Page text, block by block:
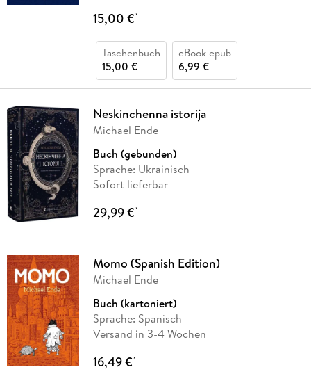
15,00 €*
Taschenbuch
15,00 €
eBook epub
6,99 €
Neskinchenna istorija
Michael Ende
Buch (gebunden)
Sprache: Ukrainisch
Sofort lieferbar
29,99 €*
Momo (Spanish Edition)
Michael Ende
Buch (kartoniert)
Sprache: Spanisch
Versand in 3-4 Wochen
16,49 €*